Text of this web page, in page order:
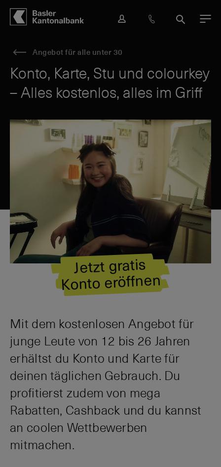
Hauptbereich
Inhalt
navigation
Suche
M
L
i
H
&
K
o
t
a
k
S
Angebot für alle unter 30
Konto, Karte, Stu und colourkey
– Alles kostenlos, alles im Griff
Jetzt gratis
Konto eröffnen
Mit dem kostenlosen Angebot für
junge Leute von 12 bis 26 Jahren
erhältst du Konto und Karte für
deinen täglichen Gebrauch. Du
profitierst zudem von mega
Rabatten, Cashback und du kannst
an coolen Wettbewerben
mitmachen.